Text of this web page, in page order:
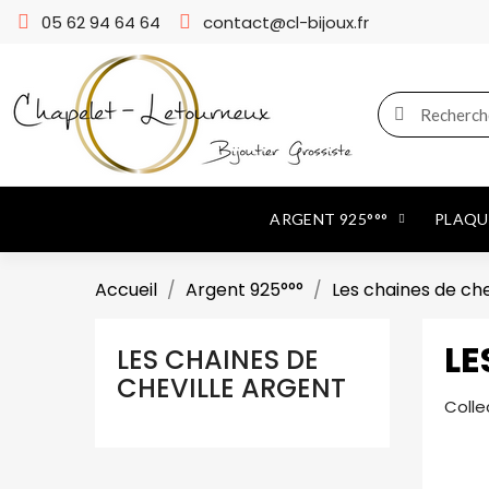
05 62 94 64 64 contact@cl-bijoux.fr
ARGENT 925°°°
Accueil Argent 925°°° Les chaines de
LES CHAINES DE
CHEVILLE ARGENT